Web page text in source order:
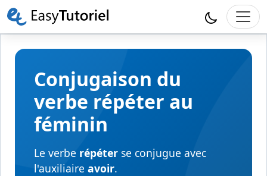
Conjugaison du
verbe répéter au
féminin
Le verbe répéter se conjugue avec
l'auxiliaire avoir.